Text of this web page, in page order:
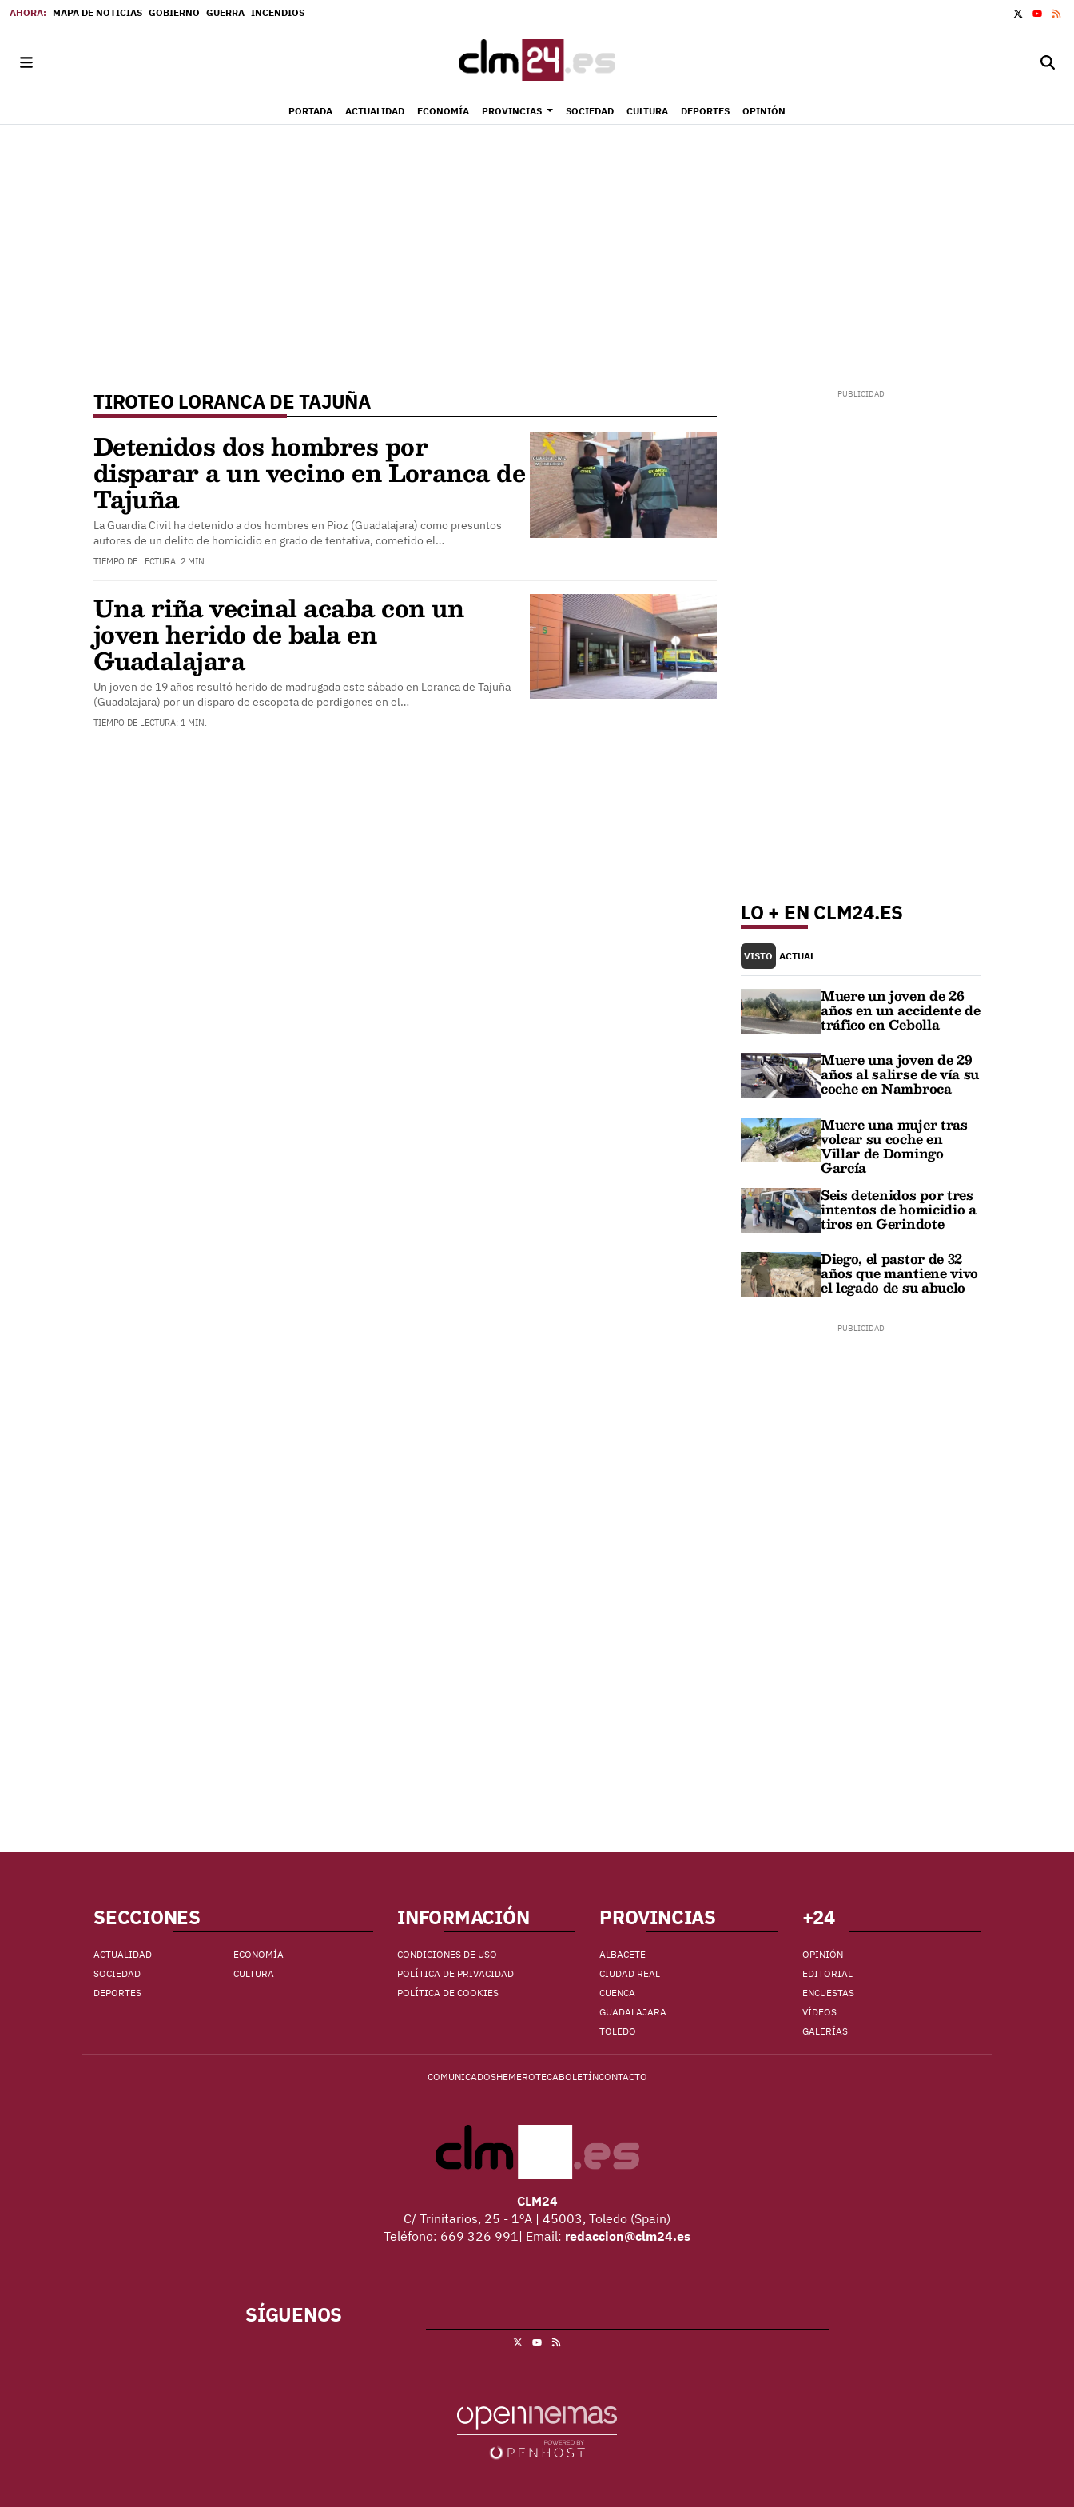
MAPA DE NOTICIAS GOBIERNO GUERRA INCENDIOS
YOUTUBE
PORTADA ACTUALIDAD ECONOMÍA PROVINCIAS SOCIEDAD CULTURA DEPORTES OPINIÓN
TIROTEO LORANCA DE TAJUÑA
Detenidos dos hombres por
disparar a un vecino en Loranca de
Tajuña
La Guardia Civil ha detenido a dos hombres en Pioz (Guadalajara) como presuntos
autores de un delito de homicidio en grado de tentativa, cometido el…
TIEMPO DE LECTURA: 2 MIN.
Una riña vecinal acaba con un
joven herido de bala en
Guadalajara
Un joven de 19 años resultó herido de madrugada este sábado en Loranca de Tajuña
(Guadalajara) por un disparo de escopeta de perdigones en el…
TIEMPO DE LECTURA: 1 MIN.
LO + EN CLM24.ES
VISTO ACTUAL
Muere un joven de 26
años en un accidente de
tráfico en Cebolla
Muere una joven de 29
años al salirse de vía su
coche en Nambroca
Muere una mujer tras
volcar su coche en
Villar de Domingo
García
Seis detenidos por tres
intentos de homicidio a
tiros en Gerindote
Diego, el pastor de 32
años que mantiene vivo
el legado de su abuelo
SECCIONES
ACTUALIDAD
ECONOMÍA
SOCIEDAD
CULTURA
DEPORTES
INFORMACIÓN
CONDICIONES DE USO
POLÍTICA DE PRIVACIDAD
POLÍTICA DE COOKIES
PROVINCIAS
ALBACETE
CIUDAD REAL
CUENCA
GUADALAJARA
TOLEDO
+24
OPINIÓN
EDITORIAL
ENCUESTAS
VÍDEOS
GALERÍAS
COMUNICADOSHEMEROTECABOLETÍNCONTACTO
CLM24
C/ Trinitarios, 25 - 1ºA | 45003, Toledo (Spain)
Teléfono: 669 326 991| Email: redaccion@clm24.es
SÍGUENOS